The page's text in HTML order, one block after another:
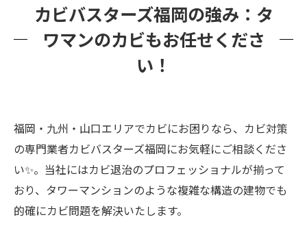
カビバスターズ福岡の強み：タ
ワマンのカビもお任せくださ
い！
福岡・九州・山口エリアでカビにお困りなら、カビ対策
の専門業者カビバスターズ福岡にお気軽にご相談くださ
い✨。当社にはカビ退治のプロフェッショナルが揃って
おり、タワーマンションのような複雑な構造の建物でも
的確にカビ問題を解決いたします。